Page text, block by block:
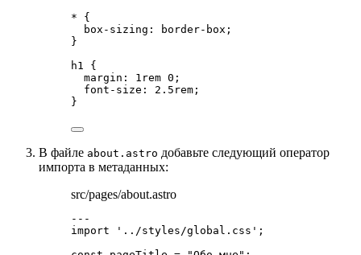
* {
box-sizing : border-box ;
}
h1
{
margin : 1 rem 0 ;
font-size : 2.5 rem ;
}
В файле about.astro добавьте следующий оператор
импорта в метаданных:
src/pages/about.astro
---
import
' ../styles/global.css ' ;